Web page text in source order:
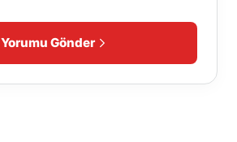
Yorumu Gönder